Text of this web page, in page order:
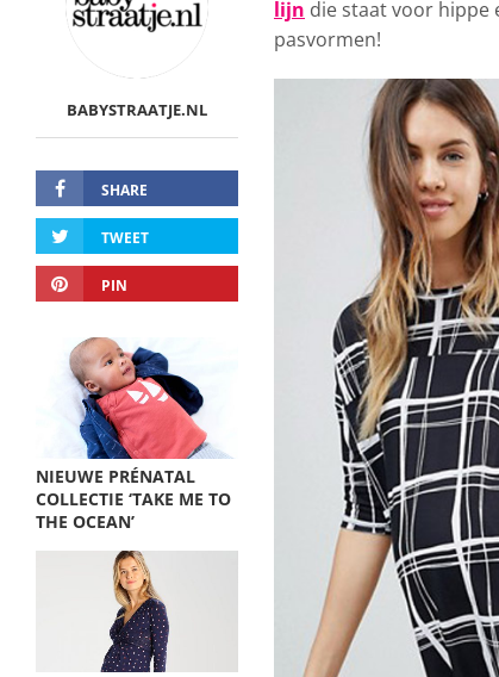
BABYSTRAATJE.NL
SHARE
TWEET
PIN
NIEUWE PRÉNATAL
COLLECTIE ‘TAKE ME TO
THE OCEAN’
lijn die staat voor hippe
pasvormen!